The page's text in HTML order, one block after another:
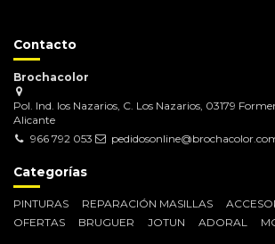
Contacto
Brochacolor
Pol. Ind. los Nazarios, C. Los Nazarios, 03179
Alicante
966 792 053
Categorías
PINTURAS REPARACIÓN MASILLAS
OFERTAS
BRUGUER JOTUN ADORAL